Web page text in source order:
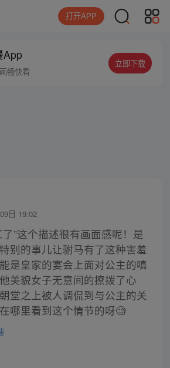
打开APP
App
畅快看
立即下载
日 19:02
”这个描述很有画面感呢！是
别的事儿让驸马有了这种害羞
是皇家的宴会上面对公主的嗔
美貌女子无意间的撩拨了心
堂之上被人调侃到与公主的关
哪里看到这个情节的呀🧐